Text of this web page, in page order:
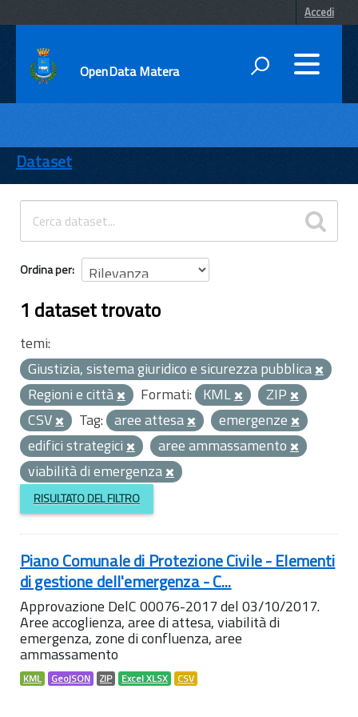
Accedi
OpenData Matera
ENTI
TEMI
INFORMAZIONI
Dataset
Ordina per
1 dataset trovato
temi:
Giustizia, sistema giuridico e sicurezza pubblica
Regioni e città
Formati: KML
ZIP
CSV
Tag: aree attesa
emergenze
edifici strategici
aree ammassamento
viabilità di emergenza
RISULTATO DEL FILTRO
Piano Comunale di Protezione Civile - Elementi
di gestione dell'emergenza - C...
Approvazione DelC 00076-2017 del 03/10/2017.
Aree accoglienza, aree di attesa, viabilità di
emergenza, zone di confluenza, aree
ammassamento
KML GeoJSON ZIP Excel XLSX CSV